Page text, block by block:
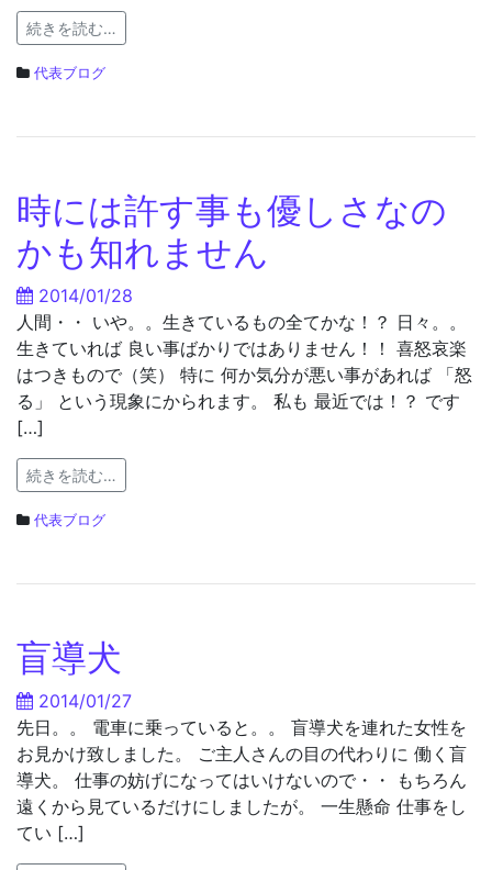
続きを読む…
代表ブログ
時には許す事も優しさなの
かも知れません
2014/01/28
人間・・ いや。。生きているもの全てかな！？ 日々。。
生きていれば 良い事ばかりではありません！！ 喜怒哀楽
はつきもので（笑） 特に 何か気分が悪い事があれば 「怒
る」 という現象にかられます。 私も 最近では！？ です
[…]
続きを読む…
代表ブログ
盲導犬
2014/01/27
先日。。 電車に乗っていると。。 盲導犬を連れた女性を
お見かけ致しました。 ご主人さんの目の代わりに 働く盲
導犬。 仕事の妨げになってはいけないので・・ もちろん
遠くから見ているだけにしましたが。 一生懸命 仕事をし
てい […]